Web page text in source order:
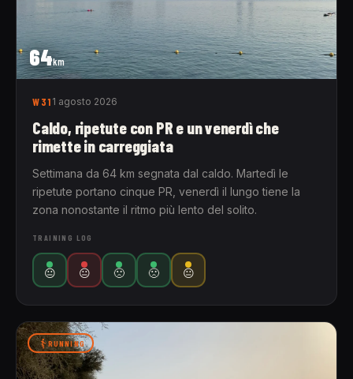
64km
W31 1 agosto 2026
Caldo, ripetute con PR e un venerdì che
rimette in carreggiata
Settimana da 64 km segnata dal caldo. Martedì le
ripetute portano cinque PR, venerdì il lungo tiene la
zona nonostante il ritmo più lento del solito.
TRAINING LOG
😐 😐 🙁 🙁 😐
RUNNING